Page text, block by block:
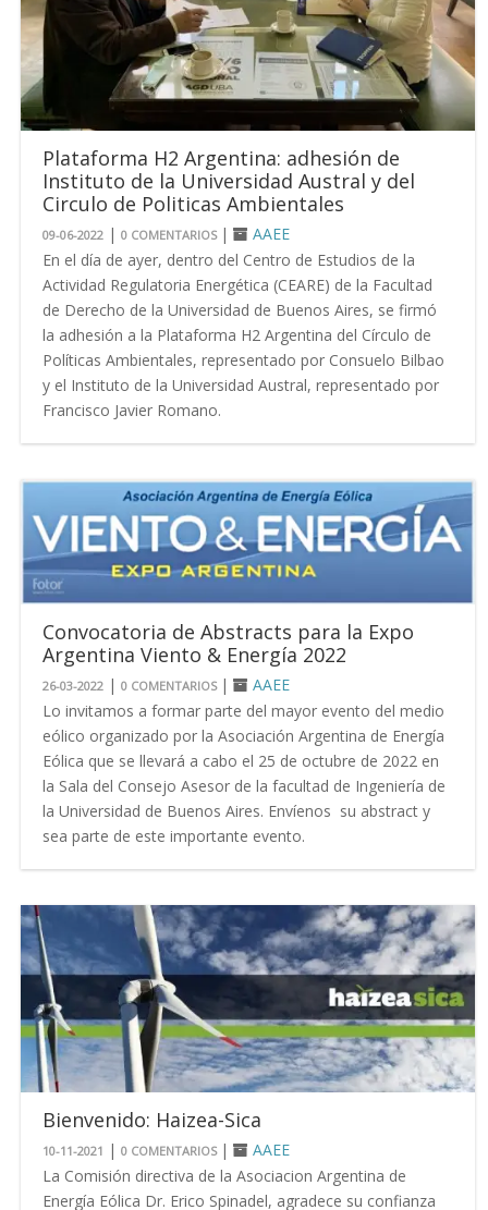
Plataforma H2 Argentina: adhesión de
Instituto de la Universidad Austral y del
Circulo de Politicas Ambientales
09-06-2022 |0 COMENTARIOS |
AAEE
En el día de ayer, dentro del Centro de Estudios de la
Actividad Regulatoria Energética (CEARE) de la Facultad
de Derecho de la Universidad de Buenos Aires, se firmó
la adhesión a la Plataforma H2 Argentina del Círculo de
Políticas Ambientales, representado por Consuelo Bilbao
y el Instituto de la Universidad Austral, representado por
Francisco Javier Romano.
Convocatoria de Abstracts para la Expo
Argentina Viento & Energía 2022
26-03-2022 |0 COMENTARIOS |
AAEE
Lo invitamos a formar parte del mayor evento del medio
eólico organizado por la Asociación Argentina de Energía
Eólica que se llevará a cabo el 25 de octubre de 2022 en
la Sala del Consejo Asesor de la facultad de Ingeniería de
la Universidad de Buenos Aires. Envíenos su abstract y
sea parte de este importante evento.
Bienvenido: Haizea-Sica
10-11-2021 |0 COMENTARIOS |
AAEE
La Comisión directiva de la Asociacion Argentina de
Energía Eólica Dr. Erico Spinadel, agradece su confianza